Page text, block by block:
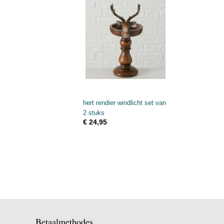
hert rendier windlicht set van
2 stuks
€ 24,95
Betaalmethodes